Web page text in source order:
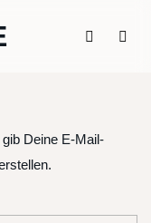
Deine E-Mail-